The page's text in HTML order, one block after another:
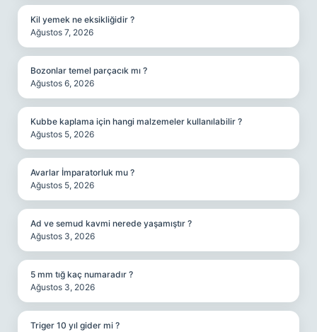
Kil yemek ne eksikliğidir ?
Ağustos 7, 2026
Bozonlar temel parçacık mı ?
Ağustos 6, 2026
Kubbe kaplama için hangi malzemeler kullanılabilir ?
Ağustos 5, 2026
Avarlar İmparatorluk mu ?
Ağustos 5, 2026
Ad ve semud kavmi nerede yaşamıştır ?
Ağustos 3, 2026
5 mm tığ kaç numaradır ?
Ağustos 3, 2026
Triger 10 yıl gider mi ?